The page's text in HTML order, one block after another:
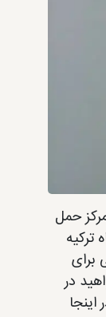
حمل
ترکیه
برای
در
اینجا